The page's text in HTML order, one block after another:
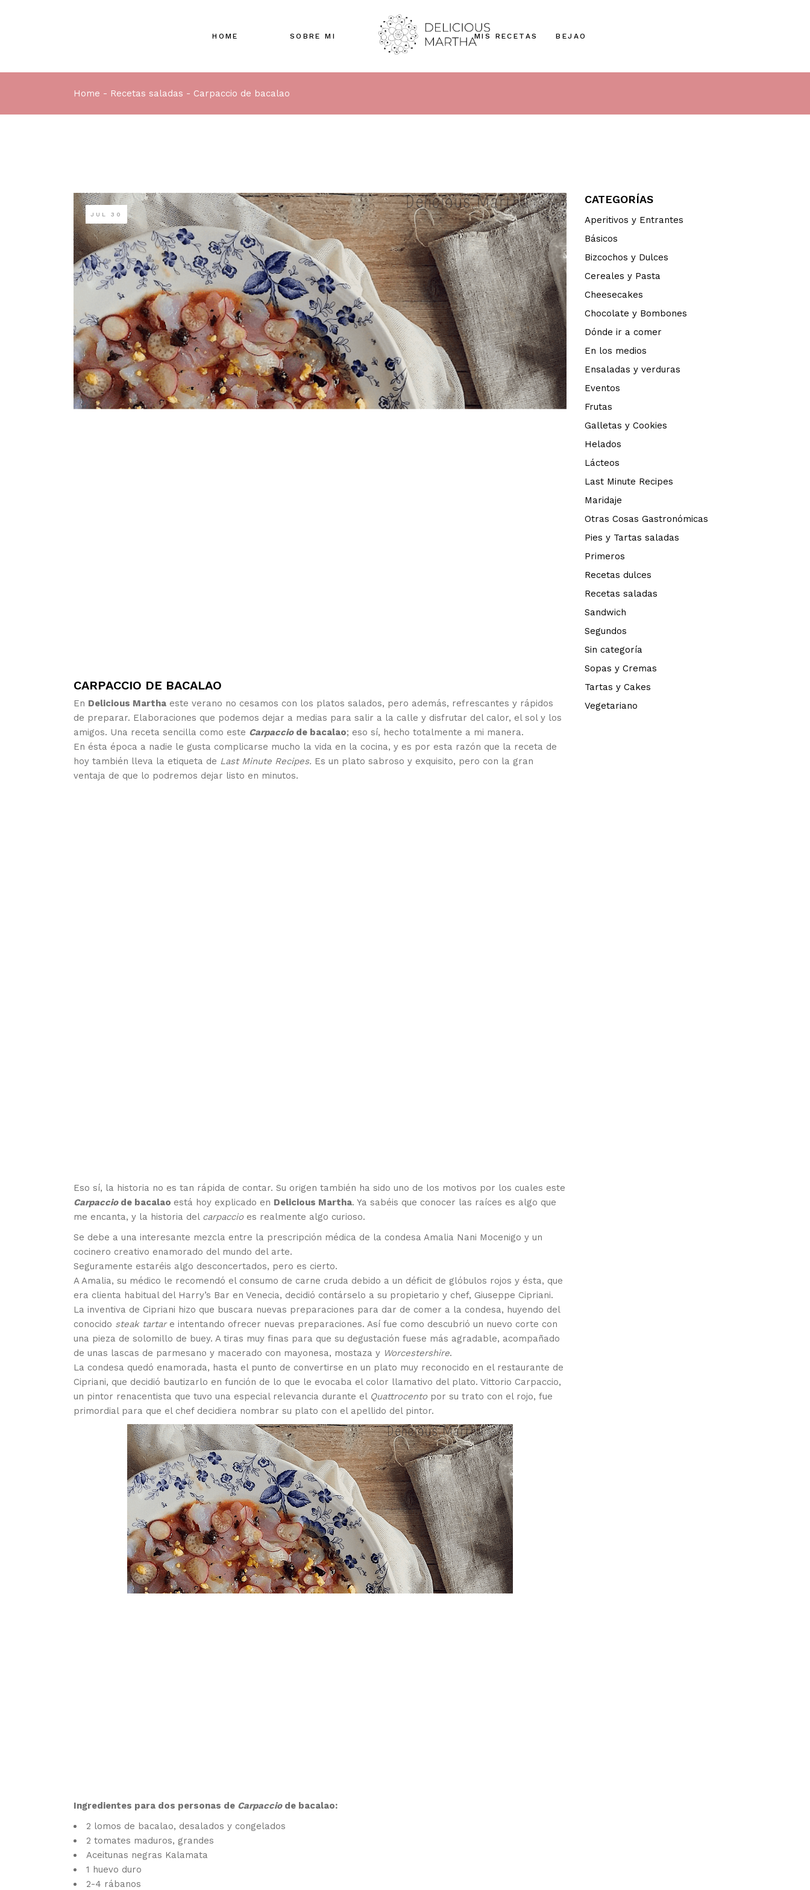
HOME SOBRE MI MIS RECETAS BEJAO
Home Recetas saladas Carpaccio de bacalao
JUL 30
CARPACCIO DE BACALAO
En Delicious Martha este verano no cesamos con los platos salados, pero además, refrescantes y rápidos
de preparar. Elaboraciones que podemos dejar a medias para salir a la calle y disfrutar del calor, el sol y los
amigos. Una receta sencilla como este Carpacciode bacalao; eso sí, hecho totalmente a mi manera.
En ésta época a nadie le gusta complicarse mucho la vida en la cocina, y es por esta razón que la receta de
hoy también lleva la etiqueta de Last Minute Recipes. Es un plato sabroso y exquisito, pero con la gran
ventaja de que lo podremos dejar listo en minutos.
Eso sí, la historia no es tan rápida de contar. Su origen también ha sido uno de los motivos por los cuales este
Carpacciode bacalao está hoy explicado en Delicious Martha. Ya sabéis que conocer las raíces es algo que
me encanta, y la historia del carpaccioes realmente algo curioso.
Se debe a una interesante mezcla entre la prescripción médica de la condesa Amalia Nani Mocenigo y un
cocinero creativo enamorado del mundo del arte.
Seguramente estaréis algo desconcertados, pero es cierto.
A Amalia, su médico le recomendó el consumo de carne cruda debido a un déficit de glóbulos rojos y ésta, que
era clienta habitual del Harry’s Bar en Venecia, decidió contárselo a su propietario y chef, Giuseppe Cipriani.
La inventiva de Cipriani hizo que buscara nuevas preparaciones para dar de comer a la condesa, huyendo del
conocido steak tartare intentando ofrecer nuevas preparaciones. Así fue como descubrió un nuevo corte con
una pieza de solomillo de buey. A tiras muy finas para que su degustación fuese más agradable, acompañado
de unas lascas de parmesano y macerado con mayonesa, mostaza y Worcestershire.
La condesa quedó enamorada, hasta el punto de convertirse en un plato muy reconocido en el restaurante de
Cipriani, que decidió bautizarlo en función de lo que le evocaba el color llamativo del plato. Vittorio Carpaccio,
un pintor renacentista que tuvo una especial relevancia durante el Quattrocentopor su trato con el rojo, fue
primordial para que el chef decidiera nombrar su plato con el apellido del pintor.
Ingredientes para dos personas de Carpacciode bacalao:
2 lomos de bacalao, desalados y congelados
2 tomates maduros, grandes
Aceitunas negras Kalamata
1 huevo duro
2-4 rábanos
CATEGORÍAS
Aperitivos y Entrantes
Básicos
Bizcochos y Dulces
Cereales y Pasta
Cheesecakes
Chocolate y Bombones
Dónde ir a comer
En los medios
Ensaladas y verduras
Eventos
Frutas
Galletas y Cookies
Helados
Lácteos
Last Minute Recipes
Maridaje
Otras Cosas Gastronómicas
Pies y Tartas saladas
Primeros
Recetas dulces
Recetas saladas
Sandwich
Segundos
Sin categoría
Sopas y Cremas
Tartas y Cakes
Vegetariano